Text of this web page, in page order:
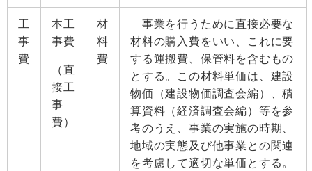
工
事
費
本工
事費
（直
接工
事
費）
材
料
費
事業を行うために直接必要な
材料の購入費をいい、これに要
する運搬費、保管料を含むもの
とする。この材料単価は、建設
物価（建設物価調査会編）、積
算資料（経済調査会編）等を参
考のうえ、事業の実施の時期、
地域の実態及び他事業との関連
を考慮して適切な単価とする。